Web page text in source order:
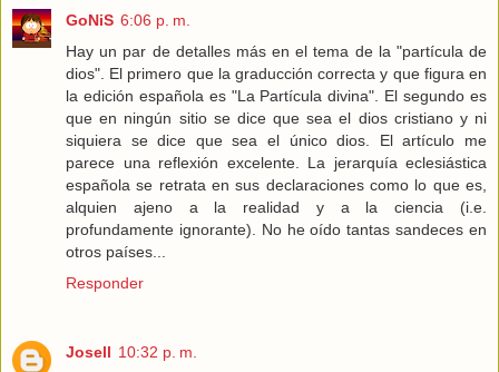
GoNiS 6:06 p. m.
Hay un par de detalles más en el tema de la "partícula de
dios". El primero que la graducción correcta y que figura en
la edición española es "La Partícula divina". El segundo es
que en ningún sitio se dice que sea el dios cristiano y ni
siquiera se dice que sea el único dios. El artículo me
parece una reflexión excelente. La jerarquía eclesiástica
española se retrata en sus declaraciones como lo que es,
alquien ajeno a la realidad y a la ciencia (i.e.
profundamente ignorante). No he oído tantas sandeces en
otros países...
Responder
Josell 10:32 p. m.